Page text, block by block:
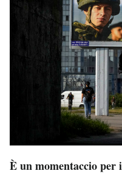
È un momentaccio